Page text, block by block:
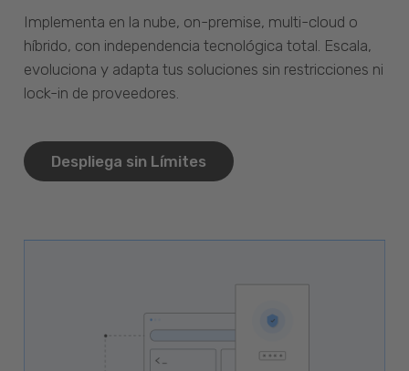
Implementa en la nube, on-premise, multi-cloud o
híbrido, con independencia tecnológica total. Escala,
evoluciona y adapta tus soluciones sin restricciones ni
lock-in de proveedores.
Despliega sin Límites